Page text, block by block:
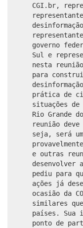
CGI.br,
governo
Sul e
nesta
para
prática de
situações de
Rio Grande
reunião
seja, será
e outras
desenvolver
pediu para
ações já
ocasião da
similares
países. Sua
ponto de